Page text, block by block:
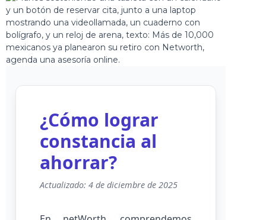
¿Cómo lograr
constancia al
ahorrar?
Actualizado: 4 de diciembre de 2025